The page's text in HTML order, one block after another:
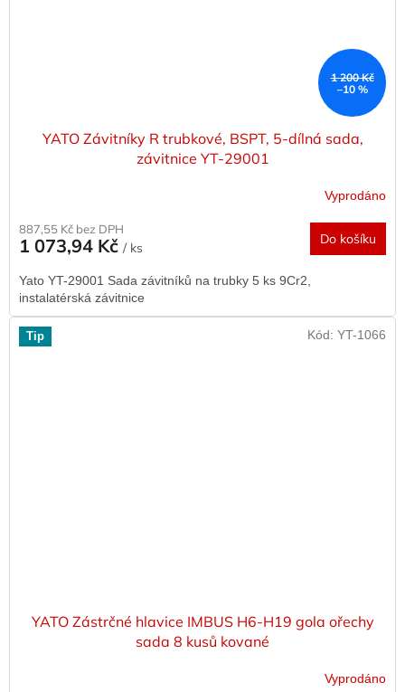
1 200 Kč
–10 %
YATO Závitníky R trubkové, BSPT, 5-dílná sada,
závitnice YT-29001
Vyprodáno
887,55 Kč bez DPH
1 073,94 Kč / ks
Do košíku
Yato YT-29001 Sada závitníků na trubky 5 ks 9Cr2,
instalatérská závitnice
Tip
YATO Zástrčné hlavice IMBUS H6-H19 gola ořechy
sada 8 kusů kované
Vyprodáno
Kód: YT-1066